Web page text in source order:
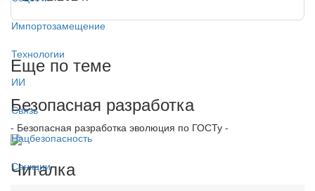
Импортозамещение
Технологии
ИИ
Связь
Нацбезопасность
Санкции
Еще по теме
Безопасная разработка
- Безопасная разработка эволюция по ГОСТу -
Читалка